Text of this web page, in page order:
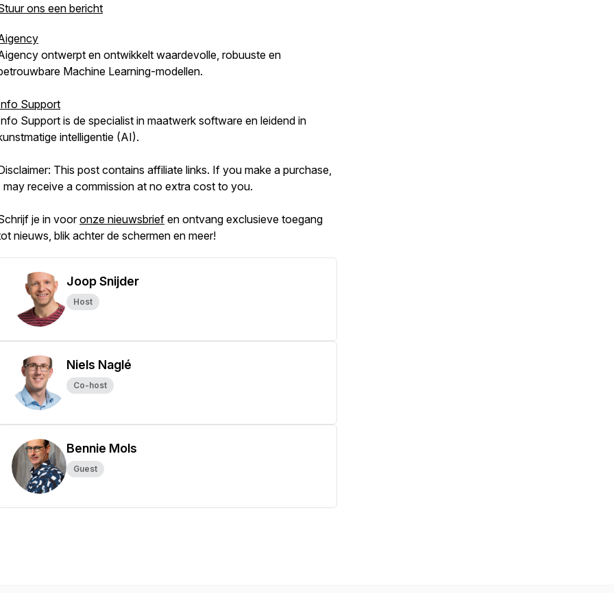
ons een bericht
ontwerpt en ontwikkelt waardevolle, robuuste en
Machine Learning-modellen.
Support
Support is de specialist in maatwerk software en leidend in
intelligentie (AI).
This post contains affiliate links. If you make a purchase,
may receive a commission at no extra cost to you.
je in vooronze nieuwsbrief en ontvang exclusieve toegang
nieuws, blik achter de schermen en meer!
Joop Snijder
Host
Niels Naglé
Co-host
Bennie Mols
Guest